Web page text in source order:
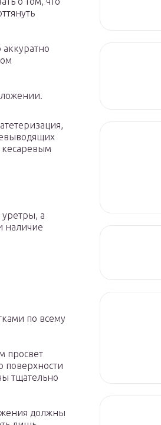
кесаревым
а
наличие
по всему
просвет
поверхности
тщательно
должны